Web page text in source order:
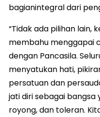
bagianintegral dari
“Tidak ada pilihan lain,
membahu menggapai
dengan Pancasila.
menyatukan hati,
persatuan dan
jati diri sebagai
royong, dan toleran.